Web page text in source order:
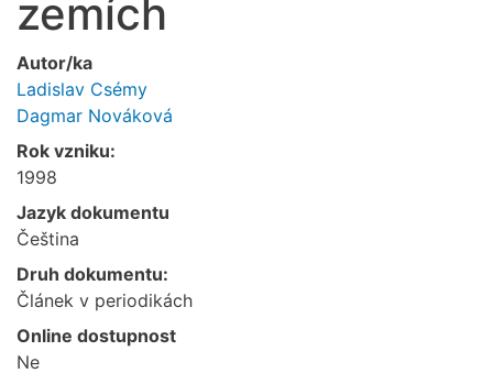
zemích
Autor/ka
Ladislav Csémy
Dagmar Nováková
Rok vzniku:
1998
Jazyk dokumentu
Čeština
Druh dokumentu:
Článek v periodikách
Online dostupnost
Ne